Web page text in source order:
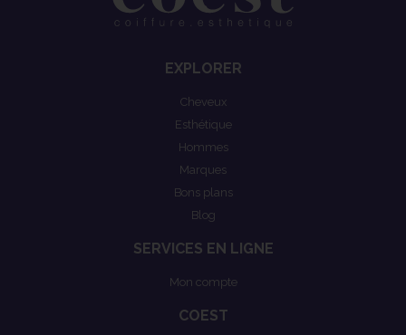
EXPLORER
Cheveux
Esthétique
Hommes
Marques
Bons plans
Blog
SERVICES EN LIGNE
Mon compte
COEST